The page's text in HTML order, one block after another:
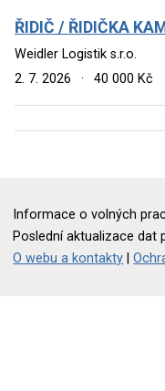
ŘIDIČ / ŘIDIČKA
Weidler Logistik s.r.o.
2. 7. 2026
· 40 000 Kč
Informace o volných
Poslední aktualizace dat
O webu a kontakty |